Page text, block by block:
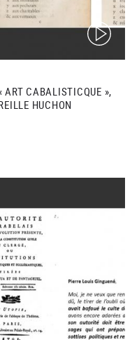
(video)
CABALISTICQUE »,
HUCHON